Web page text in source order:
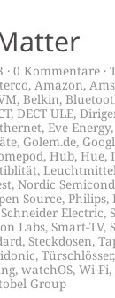
0 Kommentare
, Amazon,
, Belkin,
, DECT ULE,
, Eve Energy,
, Golem.de,
, Hub, Hue,
, Leuchtmittel
, Nordic
Source, Philips,
Schneider Electric,
Labs, Smart-TV,
, Steckdosen,
, Türschlösser,
, watchOS, Wi-Fi,
Group